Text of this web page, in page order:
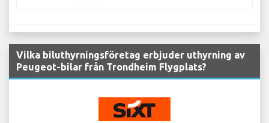
Vilka biluthyrningsföretag erbjuder uthyrning av
Peugeot-bilar från Trondheim Flygplats?